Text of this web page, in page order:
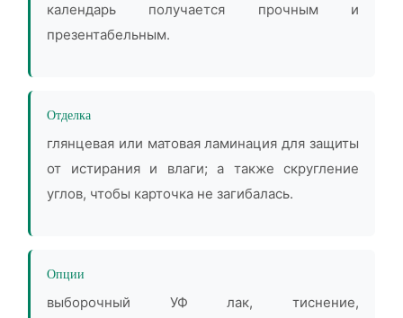
календарь получается прочным и
презентабельным.
Отделка
глянцевая или матовая ламинация для защиты
от истирания и влаги; а также скругление
углов, чтобы карточка не загибалась.
Опции
выборочный УФ лак, тиснение,